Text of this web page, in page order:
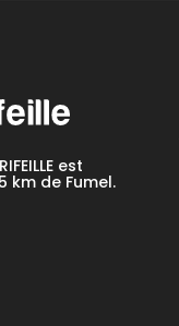
est
km de Fumel.